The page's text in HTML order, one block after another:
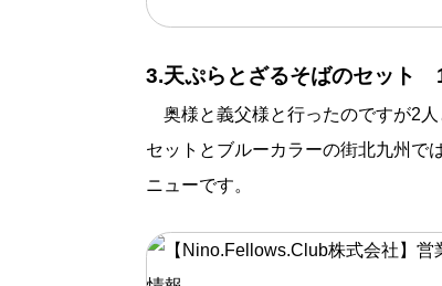
3.天ぷらとざるそばのセット
奥様と義父様と行ったのですが2
セットとブルーカラーの街北九州で
ニューです。